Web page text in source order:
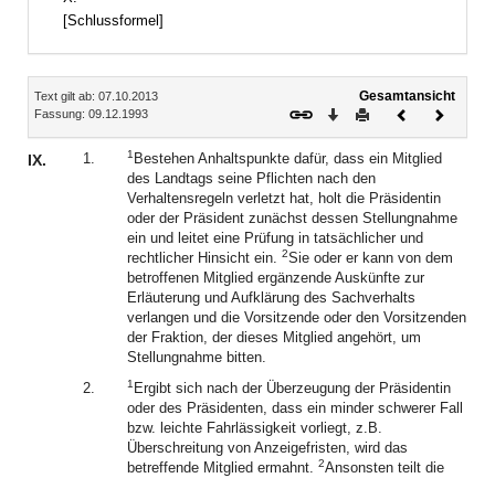
[Schlussformel]
Inhalt
Text gilt ab: 07.10.2013
Fassung: 09.12.1993
Gesamtansicht
Download
DruckenVorheriges
IX. 1. 1 Bestehen Anhaltspunkte dafür, dass ein Mitglied
des Landtags seine Pflichten nach den
Verhaltensregeln verletzt hat, holt die Präsidentin
oder der Präsident zunächst dessen Stellungnahme
ein und leitet eine Prüfung in tatsächlicher und
rechtlicher Hinsicht ein. 2Sie oder er kann von dem
betroffenen Mitglied ergänzende Auskünfte zur
Erläuterung und Aufklärung des Sachverhalts
verlangen und die Vorsitzende oder den Vorsitzenden
der Fraktion, der dieses Mitglied angehört, um
Stellungnahme bitten.
2.
1 Ergibt sich nach der Überzeugung der Präsidentin
oder des Präsidenten, dass ein minder schwerer Fall
bzw. leichte Fahrlässigkeit vorliegt, z.B.
Überschreitung von Anzeigefristen, wird das
betreffende Mitglied ermahnt. 2Ansonsten teilt die